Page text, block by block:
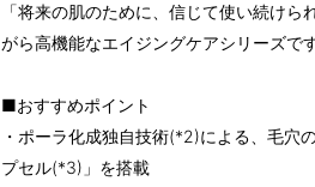
「将来の肌のために、信じて使い続け
がら高機能なエイジングケアシリーズです
■おすすめポイント
・ポーラ化成独自技術(*2)による、毛穴
プセル(*3)」を搭載